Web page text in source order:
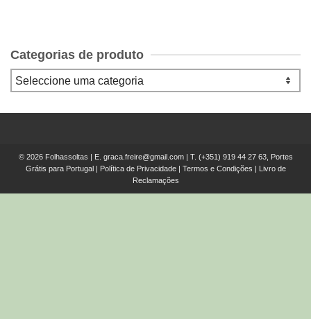
Categorias de produto
© 2026 Folhassoltas | E. graca.freire@gmail.com| T. (+351) 919 44 27 63, Portes
Grátis para Portugal | Política de Privacidade| Termos e Condições | Livro de
Reclamações